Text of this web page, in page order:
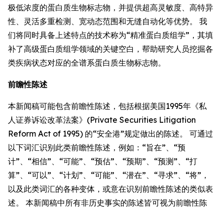
极低浓度的蛋白质生物标志物，并提供超高灵敏度、高特异
性、灵活多重检测、宽动态范围和无缝自动化等优势。 我
们将同时具备上述特点的技术称为“精准蛋白质组学”，其填
补了高级蛋白质组学领域的关键空白，帮助研究人员挖掘各
类疾病状态对应的全谱系蛋白质生物标志物。
前瞻性陈述
本新闻稿可能包含前瞻性陈述，包括根据美国1995年《私
人证券诉讼改革法案》(Private Securities Litigation
Reform Act of 1995) 的“安全港”规定做出的陈述。 可通过
以下词汇识别此类前瞻性陈述，例如：“旨在”、“预
计”、“相信”、“可能”、“预估”、“预期”、“预测”、“打
算”、“可以”、“计划”、“可能”、“潜在”、“寻求”、“将”，
以及此类词汇的各种变体，或意在识别前瞻性陈述的类似表
述。 本新闻稿中所有非历史事实的陈述皆可视为前瞻性陈